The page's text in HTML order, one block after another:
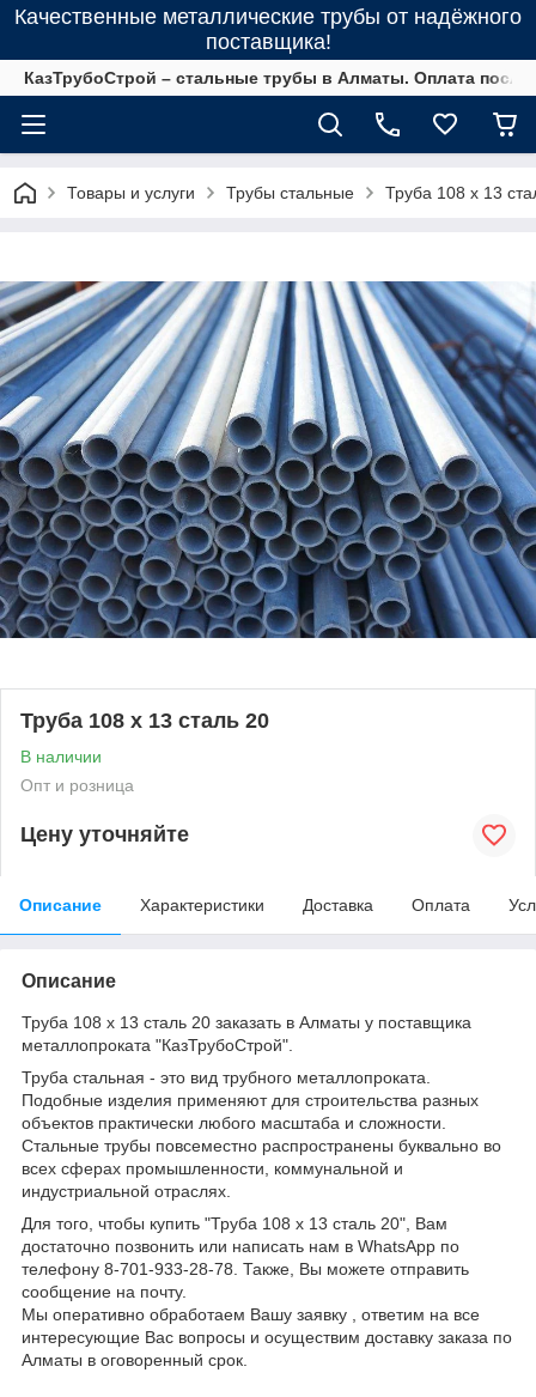
Качественные металлические трубы от надёжного
поставщика!
КазТрубоСтрой – стальные трубы в Алматы. Оплата
Товары и услуги Трубы стальные Труба 108 х 13
Труба 108 х 13 сталь 20
В наличии
Опт и розница
Цену уточняйте
Описание Характеристики Доставка Оплата
Описание
Труба 108 х 13 сталь 20 заказать в Алматы у поставщика
металлопроката "КазТрубоСтрой".
Труба стальная - это вид трубного металлопроката.
Подобные изделия применяют для строительства разных
объектов практически любого масштаба и сложности.
Стальные трубы повсеместно распространены буквально во
всех сферах промышленности, коммунальной и
индустриальной отраслях.
Для того, чтобы купить "Труба 108 х 13 сталь 20", Вам
достаточно позвонить или написать нам в WhatsApp по
телефону 8-701-933-28-78. Также, Вы можете отправить
сообщение на почту.
Мы оперативно обработаем Вашу заявку , ответим на все
интересующие Вас вопросы и осуществим доставку заказа по
Алматы в оговоренный срок.